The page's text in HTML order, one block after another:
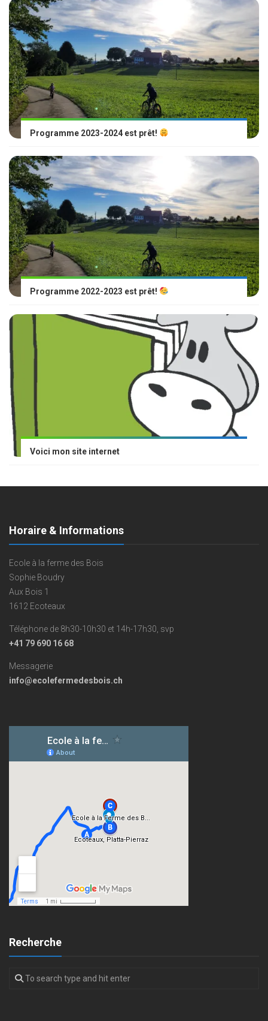
Programme 2023-2024 est prêt!
Programme 2022-2023 est prêt!
Voici mon site internet
Horaire & Informations
Ecole à la ferme des Bois
Sophie Boudry
Aux Bois 1
1612 Ecoteaux
Téléphone de 8h30-10h30 et 14h-17h30, svp
+41 79 690 16 68
Messagerie
info@ecolefermedesbois.ch
Recherche